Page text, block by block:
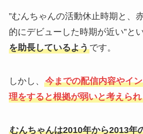
”むんちゃんの活動休止時期と、
的にデビューした時期が近い”と
を助長しているようです。
しかし、 今までの配信内容やイ
理をすると根拠が弱いと考えら
むんちゃんは2010年から2013年